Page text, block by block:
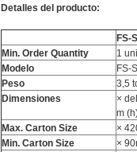
Detalles del producto:
FS-
Min. Order Quantity
1
Modelo
FS-
Peso
3,5
Dimensiones
×
m
Max. Carton Size
×
Min. Carton Size
×